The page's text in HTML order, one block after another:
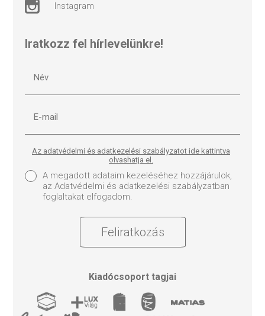
instagram
Iratkozz fel hírlevelünkre!
Az adatvédelmi és adatkezelési szabályzatot ide kattintva
olvashatja el.
A megadott adataim kezeléséhez hozzájárulok,
az Adatvédelmi és adatkezelési szabályzatban
foglaltakat elfogadom.
Feliratkozás
Kiadócsoport tagjai